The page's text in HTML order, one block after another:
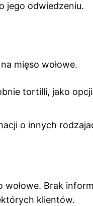
jego odwiedzeniu.
mięso wołowe.
tortilli, jako opcji
o innych
wołowe. Brak
klientów.